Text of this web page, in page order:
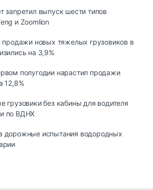
запретил выпуск шести типов
и Zoomlion
продажи новых тяжелых грузовиков в
на 3,9%
полугодии нарастил продажи
12,8%
грузовики без кабины для водителя
по ВДНХ
дорожные испытания водородных